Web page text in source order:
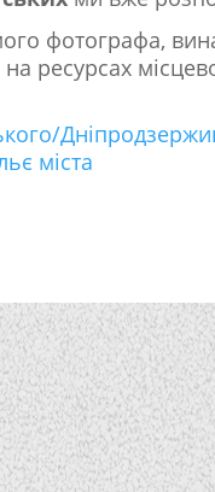
фотографа,
ресурсах
міста